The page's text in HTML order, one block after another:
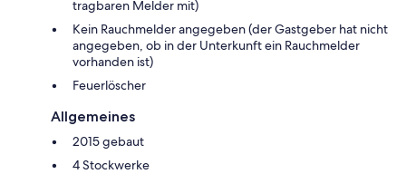
tragbaren Melder mit)
Kein Rauchmelder angegeben (der Gastgeber hat nicht
angegeben, ob in der Unterkunft ein Rauchmelder
vorhanden ist)
Feuerlöscher
Allgemeines
2015 gebaut
4 Stockwerke